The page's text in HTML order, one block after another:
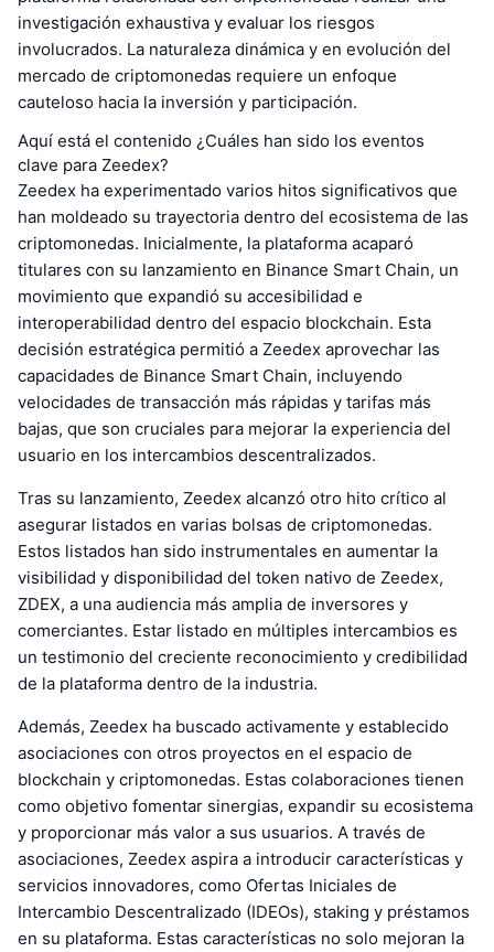
investigación exhaustiva y evaluar los riesgos
involucrados. La naturaleza dinámica y en evolución del
mercado de criptomonedas requiere un enfoque
cauteloso hacia la inversión y participación.
Aquí está el contenido ¿Cuáles han sido los eventos
clave para Zeedex?
Zeedex ha experimentado varios hitos significativos que
han moldeado su trayectoria dentro del ecosistema de las
criptomonedas. Inicialmente, la plataforma acaparó
titulares con su lanzamiento en Binance Smart Chain, un
movimiento que expandió su accesibilidad e
interoperabilidad dentro del espacio blockchain. Esta
decisión estratégica permitió a Zeedex aprovechar las
capacidades de Binance Smart Chain, incluyendo
velocidades de transacción más rápidas y tarifas más
bajas, que son cruciales para mejorar la experiencia del
usuario en los intercambios descentralizados.
Tras su lanzamiento, Zeedex alcanzó otro hito crítico al
asegurar listados en varias bolsas de criptomonedas.
Estos listados han sido instrumentales en aumentar la
visibilidad y disponibilidad del token nativo de Zeedex,
ZDEX, a una audiencia más amplia de inversores y
comerciantes. Estar listado en múltiples intercambios es
un testimonio del creciente reconocimiento y credibilidad
de la plataforma dentro de la industria.
Además, Zeedex ha buscado activamente y establecido
asociaciones con otros proyectos en el espacio de
blockchain y criptomonedas. Estas colaboraciones tienen
como objetivo fomentar sinergias, expandir su ecosistema
y proporcionar más valor a sus usuarios. A través de
asociaciones, Zeedex aspira a introducir características y
servicios innovadores, como Ofertas Iniciales de
Intercambio Descentralizado (IDEOs), staking y préstamos
en su plataforma. Estas características no solo mejoran la